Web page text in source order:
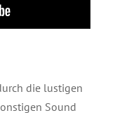
die lustigen
Sound